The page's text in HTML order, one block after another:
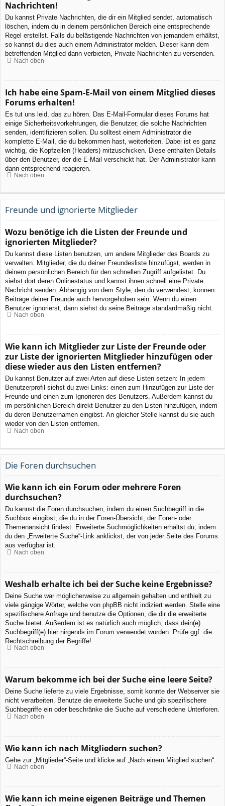
Nachrichten!
Du kannst Private Nachrichten, die dir ein Mitglied sendet, automatisch
löschen, indem du in deinem persönlichen Bereich eine entsprechende
Regel erstellst. Falls du belästigende Nachrichten von jemandem erhältst,
so kannst du dies auch einem Administrator melden. Dieser kann dem
betreffenden Mitglied dann verbieten, Private Nachrichten zu versenden.
Nach oben
Ich habe eine Spam-E-Mail von einem Mitglied dieses
Forums erhalten!
Es tut uns leid, das zu hören. Das E-Mail-Formular dieses Forums hat
einige Sicherheitsvorkehrungen, die Benutzer, die solche Nachrichten
senden, identifizieren sollen. Du solltest einem Administrator die
komplette E-Mail, die du bekommen hast, weiterleiten. Dabei ist es ganz
wichtig, die Kopfzeilen (Headers) mitzuschicken. Diese enthalten Details
über den Benutzer, der die E-Mail verschickt hat. Der Administrator kann
dann entsprechend reagieren.
Nach oben
Freunde und ignorierte Mitglieder
Wozu benötige ich die Listen der Freunde und
ignorierten Mitglieder?
Du kannst diese Listen benutzen, um andere Mitglieder des Boards zu
verwalten. Mitglieder, die du deiner Freundesliste hinzufügst, werden in
deinem persönlichen Bereich für den schnellen Zugriff aufgelistet. Du
siehst dort deren Onlinestatus und kannst ihnen schnell eine Private
Nachricht senden. Abhängig von dem Style, den du verwendest, können
Beiträge deiner Freunde auch hervorgehoben sein. Wenn du einen
Benutzer ignorierst, dann siehst du seine Beiträge standardmäßig nicht.
Nach oben
Wie kann ich Mitglieder zur Liste der Freunde oder
zur Liste der ignorierten Mitglieder hinzufügen oder
diese wieder aus den Listen entfernen?
Du kannst Benutzer auf zwei Arten auf diese Listen setzen: In jedem
Benutzerprofil siehst du zwei Links: einen zum Hinzufügen zur Liste der
Freunde und einen zum Ignorieren des Benutzers. Außerdem kannst du
im persönlichen Bereich direkt Benutzer zu den Listen hinzufügen, indem
du deren Benutzernamen eingibst. An gleicher Stelle kannst du sie auch
wieder von den Listen entfernen.
Nach oben
Die Foren durchsuchen
Wie kann ich ein Forum oder mehrere Foren
durchsuchen?
Du kannst die Foren durchsuchen, indem du einen Suchbegriff in die
Suchbox eingibst, die du in der Foren-Übersicht, der Foren- oder
Themenansicht findest. Erweiterte Suchmöglichkeiten erhältst du, indem
du den „Erweiterte Suche“-Link anklickst, der von jeder Seite des Forums
aus verfügbar ist.
Nach oben
Weshalb erhalte ich bei der Suche keine Ergebnisse?
Deine Suche war möglicherweise zu allgemein gehalten und enthielt zu
viele gängige Wörter, welche von phpBB nicht indiziert werden. Stelle eine
spezifischere Anfrage und benutze die Optionen, die dir die erweiterte
Suche bietet. Außerdem ist es natürlich auch möglich, dass dein(e)
Suchbegriff(e) hier nirgends im Forum verwendet wurden. Prüfe ggf. die
Rechtschreibung der Begriffe!
Nach oben
Warum bekomme ich bei der Suche eine leere Seite?
Deine Suche lieferte zu viele Ergebnisse, somit konnte der Webserver sie
nicht verarbeiten. Benutze die erweiterte Suche und gib spezifischere
Suchbegriffe ein oder beschränke die Suche auf verschiedene Unterforen.
Nach oben
Wie kann ich nach Mitgliedern suchen?
Gehe zur „Mitglieder“-Seite und klicke auf „Nach einem Mitglied suchen“.
Nach oben
Wie kann ich meine eigenen Beiträge und Themen